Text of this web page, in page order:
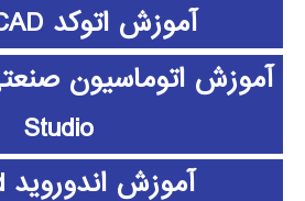
آموزش اتوکد AUTOCAD
Studio
آموزش اندوروید android